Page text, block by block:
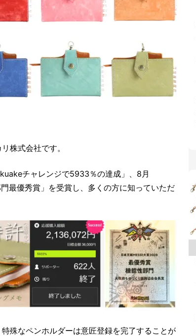
株式会社です。
チャレンジで5933％の達成」、8月
最優秀賞」を受賞し、多くの方に知っていただ
殊なペンホルダーは意匠登録を完了することが